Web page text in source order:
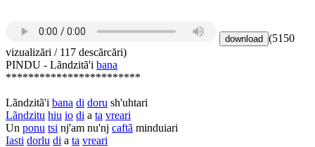
(5150
vizualizări / 117 descărcări)
PINDU - Lãndzitã'i bana
************************
Lãndzitã'i bana di doru sh'uhtari
Lãndzitu hiu io di a ta vreari
Un ponu tsi nj'am nu'nj caftã minduiari
Iasti dorlu di a ta vreari